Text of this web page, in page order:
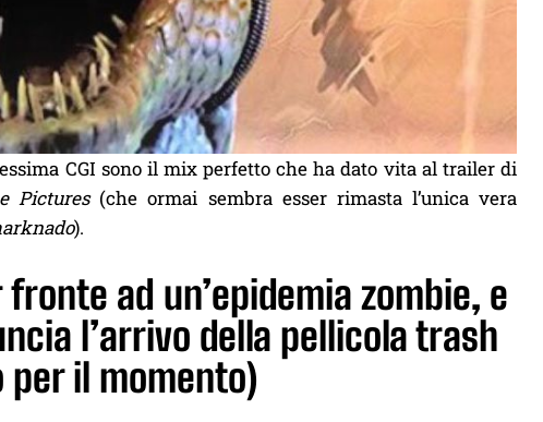
CGI sono il mix perfetto che ha dato vita al trailer di
Pictures(che ormai sembra esser rimasta l’unica vera
).
ad un’epidemia zombie, e
l’arrivo della pellicola trash
per il momento)